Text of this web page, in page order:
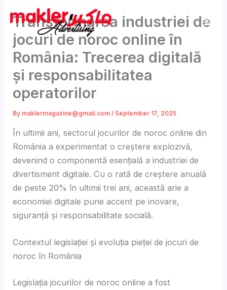
content
Transformarea industriei de
jocuri de noroc online în
România: Trecerea digitală
și responsabilitatea
operatorilor
By maklermagazine@gmail.com/ September 17, 2025
În ultimii ani, sectorul jocurilor de noroc online din
România a experimentat o creștere explozivă,
devenind o componentă esențială a industriei de
divertisment digitale. Cu o rată de creștere anuală
de peste 20% în ultimii trei ani, această arie a
economiei digitale pune accent pe inovare,
siguranță și responsabilitate socială.
Contextul legislației și evoluția pieței de jocuri de
noroc în România
Legislația jocurilor de noroc online a fost